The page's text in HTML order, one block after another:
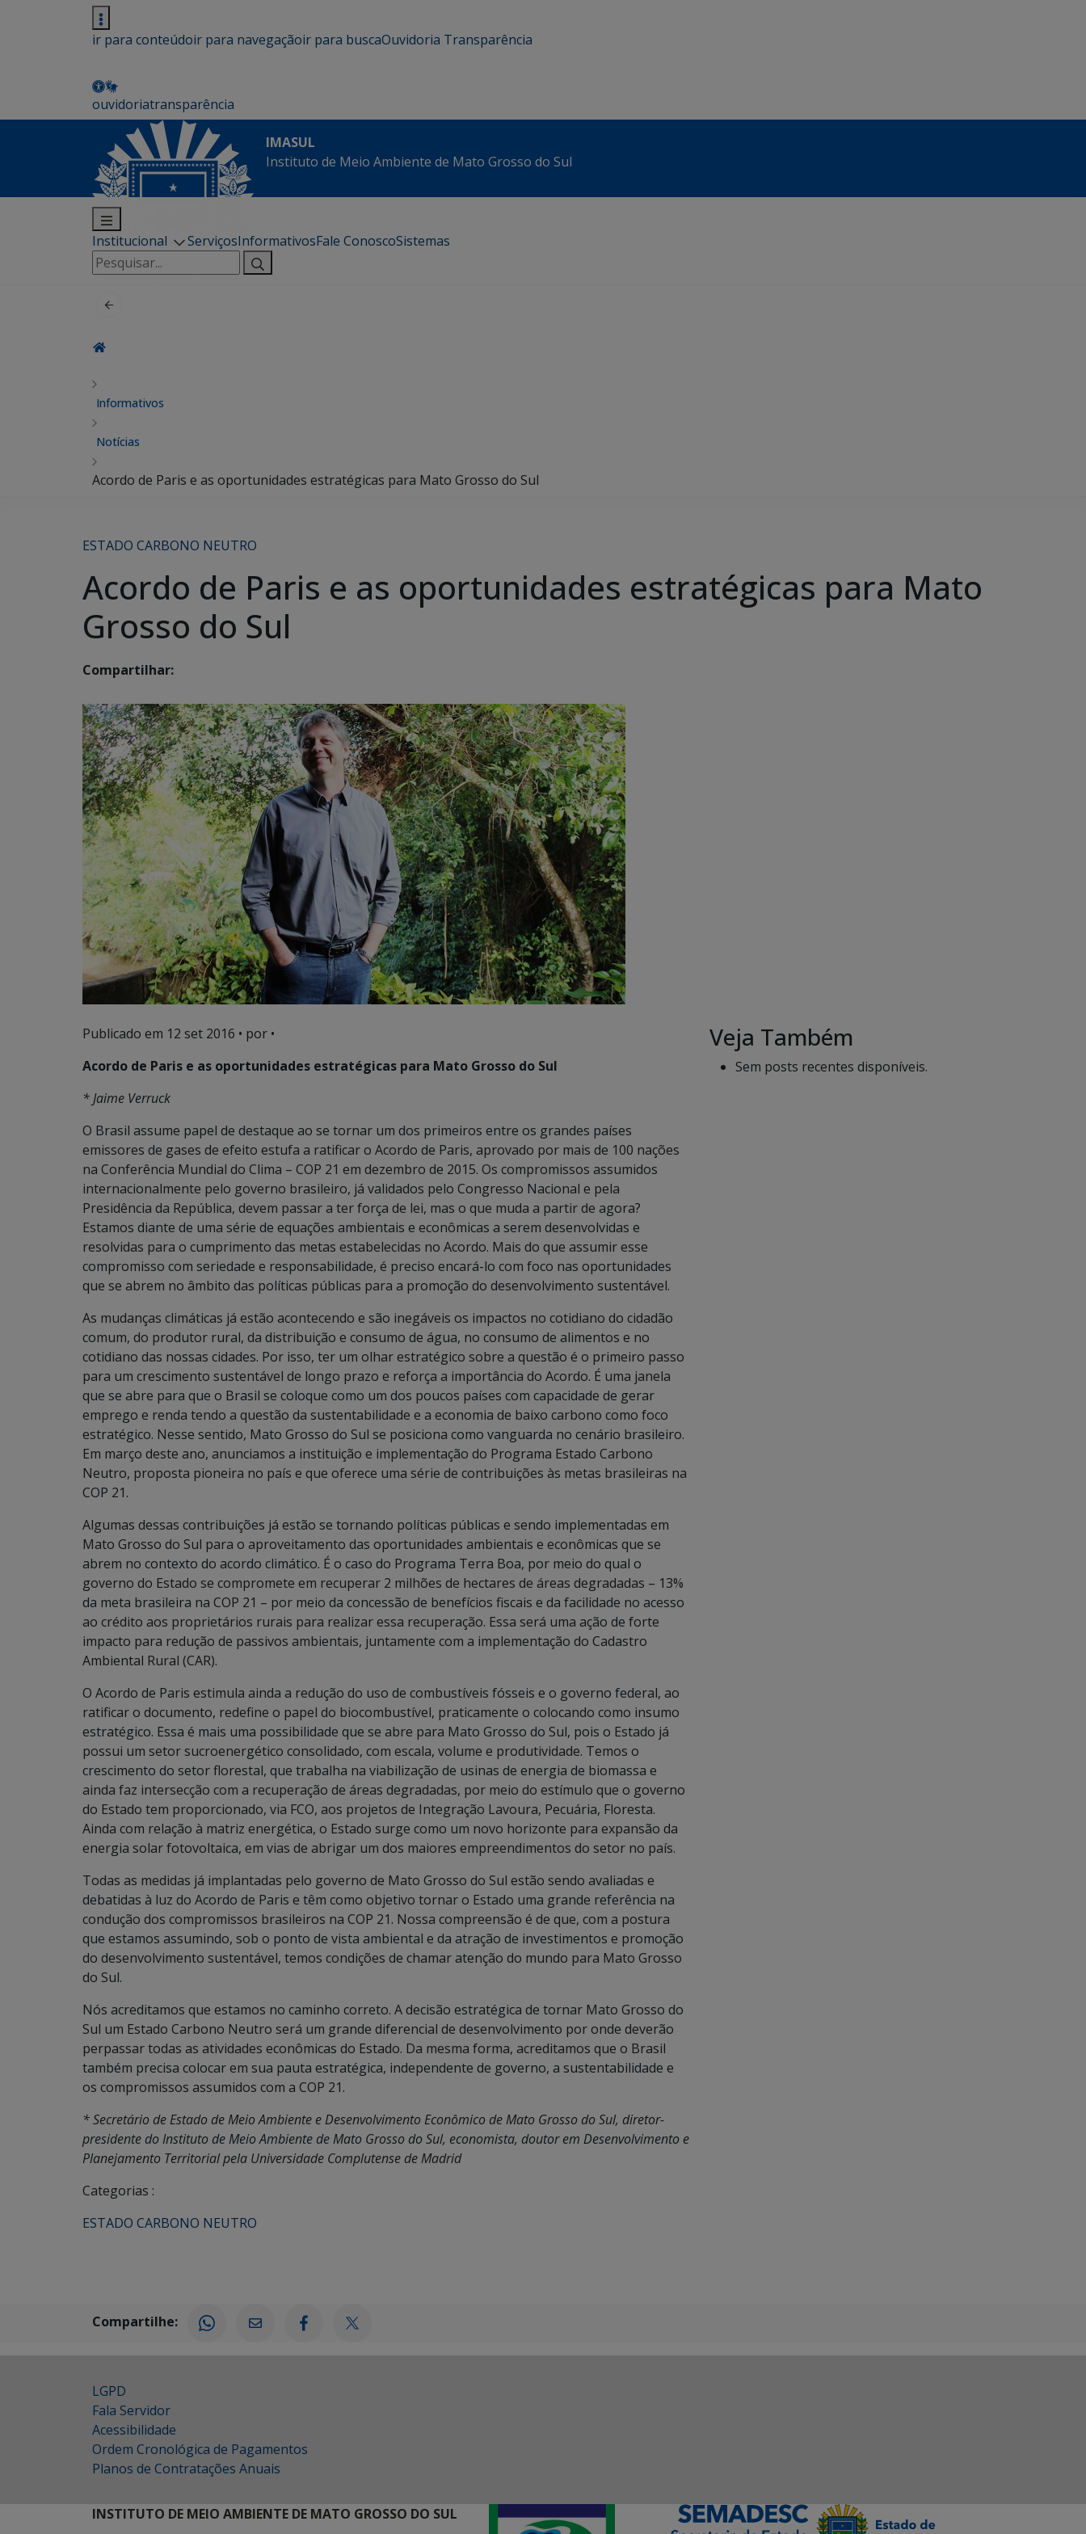
ir para conteúdoir para navegaçãoir para buscaOuvidoria Transparência
ouvidoriatransparência
IMASUL
Instituto de Meio Ambiente de Mato Grosso do Sul
Institucional ServiçosInformativosFale ConoscoSistemas
Pesquisar
por:
Informativos
Notícias
Acordo de Paris e as oportunidades estratégicas para Mato Grosso do Sul
ESTADO CARBONO NEUTRO
Acordo de Paris e as oportunidades estratégicas para Mato
Grosso do Sul
Compartilhar:
Publicado em 12 set 2016 • por •
Acordo de Paris e as oportunidades estratégicas para Mato Grosso do Sul
* Jaime Verruck
O Brasil assume papel de destaque ao se tornar um dos primeiros entre os grandes países
emissores de gases de efeito estufa a ratificar o Acordo de Paris, aprovado por mais de 100 nações
na Conferência Mundial do Clima – COP 21 em dezembro de 2015. Os compromissos assumidos
internacionalmente pelo governo brasileiro, já validados pelo Congresso Nacional e pela
Presidência da República, devem passar a ter força de lei, mas o que muda a partir de agora?
Estamos diante de uma série de equações ambientais e econômicas a serem desenvolvidas e
resolvidas para o cumprimento das metas estabelecidas no Acordo. Mais do que assumir esse
compromisso com seriedade e responsabilidade, é preciso encará-lo com foco nas oportunidades
que se abrem no âmbito das políticas públicas para a promoção do desenvolvimento sustentável.
As mudanças climáticas já estão acontecendo e são inegáveis os impactos no cotidiano do cidadão
comum, do produtor rural, da distribuição e consumo de água, no consumo de alimentos e no
cotidiano das nossas cidades. Por isso, ter um olhar estratégico sobre a questão é o primeiro passo
para um crescimento sustentável de longo prazo e reforça a importância do Acordo. É uma janela
que se abre para que o Brasil se coloque como um dos poucos países com capacidade de gerar
emprego e renda tendo a questão da sustentabilidade e a economia de baixo carbono como foco
estratégico. Nesse sentido, Mato Grosso do Sul se posiciona como vanguarda no cenário brasileiro.
Em março deste ano, anunciamos a instituição e implementação do Programa Estado Carbono
Neutro, proposta pioneira no país e que oferece uma série de contribuições às metas brasileiras na
COP 21.
Algumas dessas contribuições já estão se tornando políticas públicas e sendo implementadas em
Mato Grosso do Sul para o aproveitamento das oportunidades ambientais e econômicas que se
abrem no contexto do acordo climático. É o caso do Programa Terra Boa, por meio do qual o
governo do Estado se compromete em recuperar 2 milhões de hectares de áreas degradadas – 13%
da meta brasileira na COP 21 – por meio da concessão de benefícios fiscais e da facilidade no acesso
ao crédito aos proprietários rurais para realizar essa recuperação. Essa será uma ação de forte
impacto para redução de passivos ambientais, juntamente com a implementação do Cadastro
Ambiental Rural (CAR).
O Acordo de Paris estimula ainda a redução do uso de combustíveis fósseis e o governo federal, ao
ratificar o documento, redefine o papel do biocombustível, praticamente o colocando como insumo
estratégico. Essa é mais uma possibilidade que se abre para Mato Grosso do Sul, pois o Estado já
possui um setor sucroenergético consolidado, com escala, volume e produtividade. Temos o
crescimento do setor florestal, que trabalha na viabilização de usinas de energia de biomassa e
ainda faz intersecção com a recuperação de áreas degradadas, por meio do estímulo que o governo
do Estado tem proporcionado, via FCO, aos projetos de Integração Lavoura, Pecuária, Floresta.
Ainda com relação à matriz energética, o Estado surge como um novo horizonte para expansão da
energia solar fotovoltaica, em vias de abrigar um dos maiores empreendimentos do setor no país.
Todas as medidas já implantadas pelo governo de Mato Grosso do Sul estão sendo avaliadas e
debatidas à luz do Acordo de Paris e têm como objetivo tornar o Estado uma grande referência na
condução dos compromissos brasileiros na COP 21. Nossa compreensão é de que, com a postura
que estamos assumindo, sob o ponto de vista ambiental e da atração de investimentos e promoção
do desenvolvimento sustentável, temos condições de chamar atenção do mundo para Mato Grosso
do Sul.
Nós acreditamos que estamos no caminho correto. A decisão estratégica de tornar Mato Grosso do
Sul um Estado Carbono Neutro será um grande diferencial de desenvolvimento por onde deverão
perpassar todas as atividades econômicas do Estado. Da mesma forma, acreditamos que o Brasil
também precisa colocar em sua pauta estratégica, independente de governo, a sustentabilidade e
os compromissos assumidos com a COP 21.
* Secretário de Estado de Meio Ambiente e Desenvolvimento Econômico de Mato Grosso do Sul, diretor-
presidente do Instituto de Meio Ambiente de Mato Grosso do Sul, economista, doutor em Desenvolvimento e
Planejamento Territorial pela Universidade Complutense de Madrid
Categorias :
ESTADO CARBONO NEUTRO
Veja Também
Sem posts recentes disponíveis.
Compartilhe:
LGPD
Fala Servidor
Acessibilidade
Ordem Cronológica de Pagamentos
Planos de Contratações Anuais
INSTITUTO DE MEIO AMBIENTE DE MATO GROSSO DO SUL